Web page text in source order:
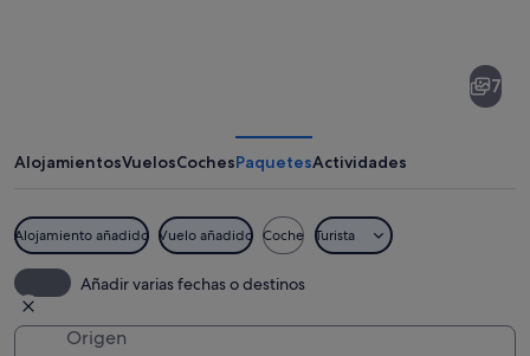
San
el
Grande
7
AlojamientosVuelosCochesPaquetesActividades
Alojamiento añadido Vuelo añadido Coche Turista
Añadir varias fechas o destinos
Origen